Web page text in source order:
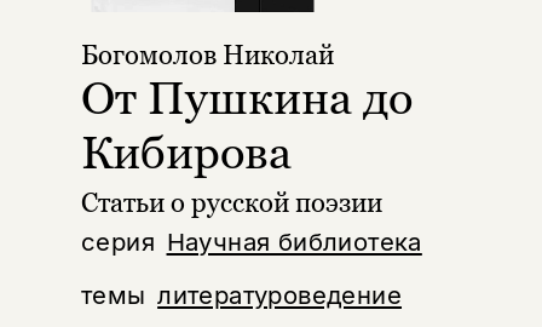
серия Научная библиотека
темы литературоведение
Богомолов Николай
От Пушкина до
Кибирова
Статьи о русской поэзии